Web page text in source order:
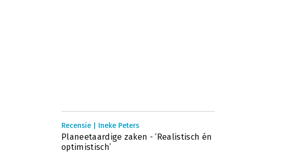
Recensie | Ineke Peters
Planeetaardige zaken - ‘Realistisch én
optimistisch’